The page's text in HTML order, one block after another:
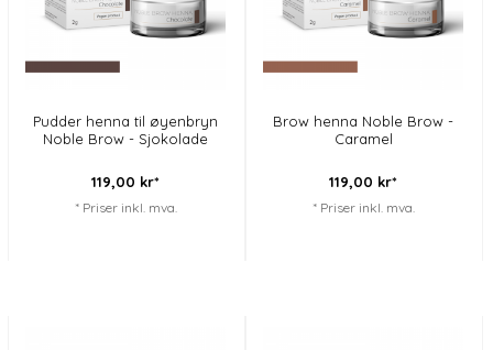
Pudder henna til øyenbryn
Noble Brow - Sjokolade
119,00 kr*
* Priser inkl. mva.
Brow henna Noble Brow -
Caramel
119,00 kr*
* Priser inkl. mva.